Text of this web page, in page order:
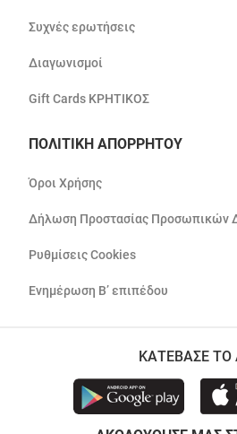
Συχνές ερωτήσεις
Διαγωνισμοί
Gift Cards ΚΡΗΤΙΚΟΣ
ΠΟΛΙΤΙΚΗ ΑΠΟΡΡΗΤΟΥ
Όροι Χρήσης
Δήλωση Προστασίας Προσωπικών
Ρυθμίσεις Cookies
Ενημέρωση Β’ επιπέδου
ΚΑΤΕΒΑΣΕ ΤΟ